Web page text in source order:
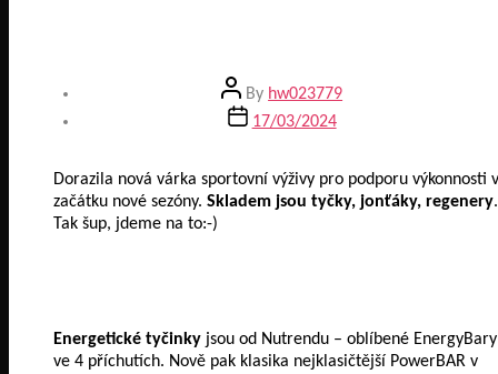
Post
author
By hw023779
Post17/03/2024
Dorazila nová várka sportovní výživy pro podporu výkonnosti v
začátku nové sezóny. Skladem jsou tyčky, jonťáky, regenery.
Tak šup, jdeme na to:-)
Energetické tyčinky jsou od Nutrendu – oblíbené EnergyBary
ve 4 příchutích. Nově pak klasika nejklasičtější PowerBAR v